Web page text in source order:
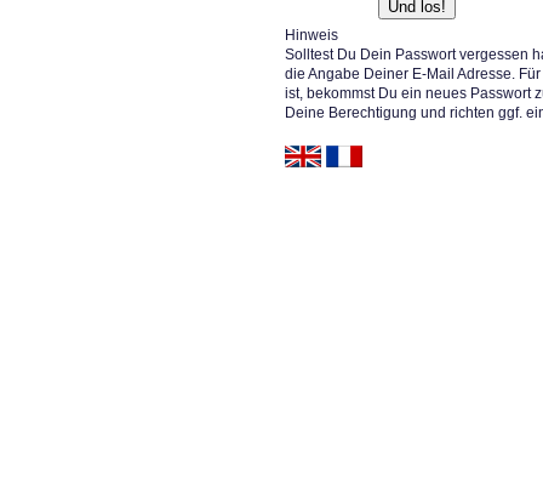
Hinweis
Solltest Du Dein Passwort vergessen
die Angabe Deiner E-Mail Adresse.
ist, bekommst Du ein neues Passwort
Deine Berechtigung und richten ggf.